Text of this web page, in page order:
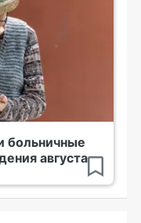
больничные
августа